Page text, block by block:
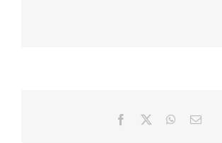
Facebook WhatsApp
Email